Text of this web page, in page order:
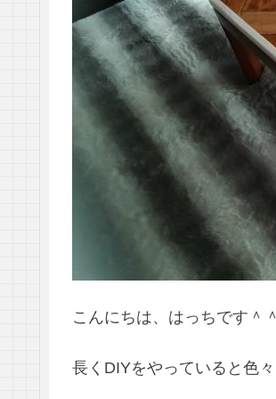
こんにちは、はっちです＾
長くDIYをやっていると色